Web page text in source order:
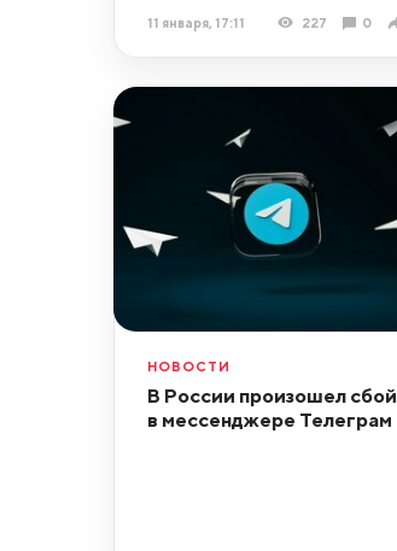
11 января, 17:11 227 0
НОВОСТИ
В России произошел сбой
в мессенджере Телеграм